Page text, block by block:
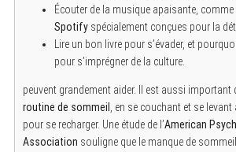
Écouter de la musique apaisante,
Spotifyspécialement conçues pour la
Lire un bon livre pour s’évader, et
pour s’imprégner de la culture.
peuvent grandement aider. Il est aussi important
routine de sommeil
, en se couchant et se
pour se recharger. Une étude de l’American
Association souligne que le manque de
S